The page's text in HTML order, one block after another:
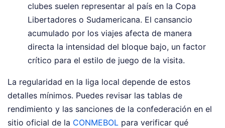
clubes suelen representar al país en la Copa
Libertadores o Sudamericana. El cansancio
acumulado por los viajes afecta de manera
directa la intensidad del bloque bajo, un factor
crítico para el estilo de juego de la visita.
La regularidad en la liga local depende de estos
detalles mínimos. Puedes revisar las tablas de
rendimiento y las sanciones de la confederación en el
sitio oficial de la CONMEBOL para verificar qué